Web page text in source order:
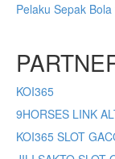
Pelaku Sepak
KOI365
9HORSES LINK
KOI365 SLOT